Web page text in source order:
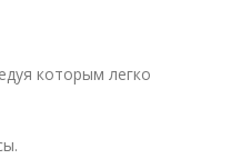
которым легко